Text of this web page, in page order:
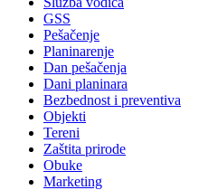
GSS
Pešačenje
Planinarenje
Dan pešačenja
Dani planinara
Bezbednost i preventiva
Objekti
Tereni
Zaštita prirode
Obuke
Marketing